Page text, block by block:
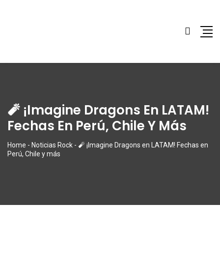
🧨 ¡Imagine Dragons En LATAM!
Fechas En Perú, Chile Y Más
Home - Noticias Rock - 🧨 ¡Imagine Dragons en LATAM! Fechas en
Perú, Chile y más